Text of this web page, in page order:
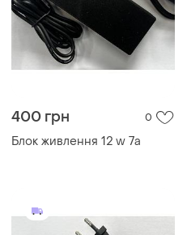
400 грн 0
Блок живлення 12 w 7a